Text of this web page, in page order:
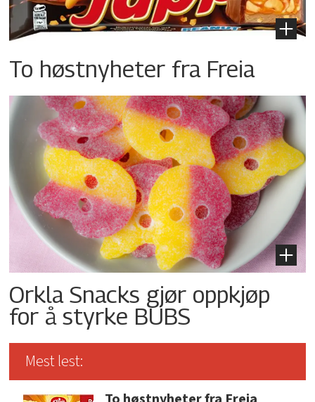
To høstnyheter fra Freia
Orkla Snacks gjør oppkjøp
for å styrke BUBS
Mest lest: